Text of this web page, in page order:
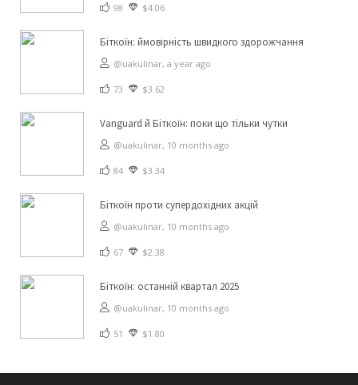
98 $4.06
Біткоїн: ймовірність швидкого здорожчання
@uakulinar, a year ago
73 $3.62
Vanguard й Біткоїн: поки що тільки чутки
@uakulinar, 10 months ago
84 $3.34
Біткоїн проти супердохідних акцій
@uakulinar, 10 months ago
67 $2.38
Біткоїн: останній квартал 2025
@uakulinar, 10 months ago
51 $1.80